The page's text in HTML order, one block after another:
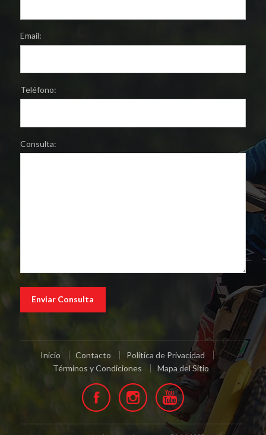
Email:
Teléfono:
Consulta:
Inicio Contacto
Política de Privacidad
Términos y Condiciones
Mapa del Sitio